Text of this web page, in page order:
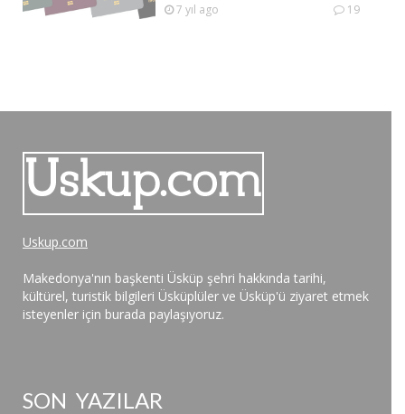
7 yıl ago 19
Uskup.com
Makedonya'nın başkenti Üsküp şehri hakkında tarihi,
kültürel, turistik bilgileri Üsküplüler ve Üsküp'ü ziyaret etmek
isteyenler için burada paylaşıyoruz.
SON YAZILAR